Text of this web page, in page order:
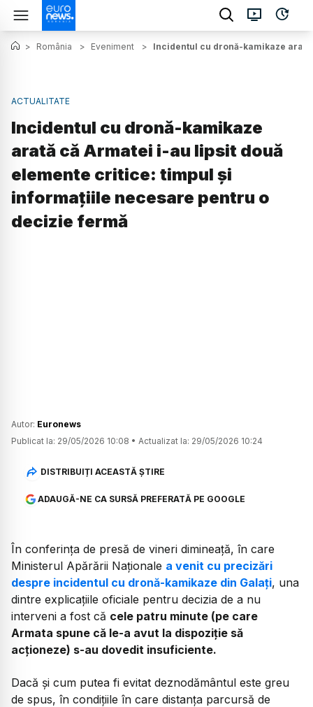
> România > Eveniment > Incidentul cu dronă-kamikaze
ACTUALITATE
Incidentul cu dronă-kamikaze
arată că Armatei i-au lipsit două
elemente critice: timpul și
informațiile necesare pentru o
decizie fermă
Autor: Euronews
Publicat la: 29/05/2026 10:08 • Actualizat la: 29/05/2026 10:24
DISTRIBUIȚI ACEASTĂ ȘTIRE
ADAUGĂ-NE CA SURSĂ PREFERATĂ PE GOOGLE
În conferința de presă de vineri dimineață, în care
Ministerul Apărării Naționale a venit cu precizări
despre incidentul cu dronă-kamikaze din Galați, una
dintre explicațiile oficiale pentru decizia de a nu
interveni a fost că cele patru minute (pe care
Armata spune că le-a avut la dispoziție să
acționeze) s-au dovedit insuficiente.
Dacă și cum putea fi evitat deznodământul este greu
de spus, în condițiile în care distanța parcursă de